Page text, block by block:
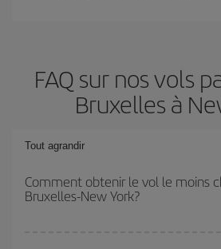
FAQ sur nos vols
Bruxelles à
Tout agrandir
Comment obtenir le vol le moins
Bruxelles-New York?